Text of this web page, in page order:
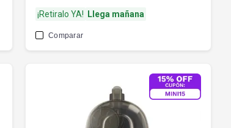
¡Retiralo YA! Llega mañana
Comparar